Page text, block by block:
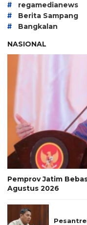
# regamedianews
# Berita Sampang
#
Bangkalan
NASIONAL
Pemprov Jatim
Agustus 2026